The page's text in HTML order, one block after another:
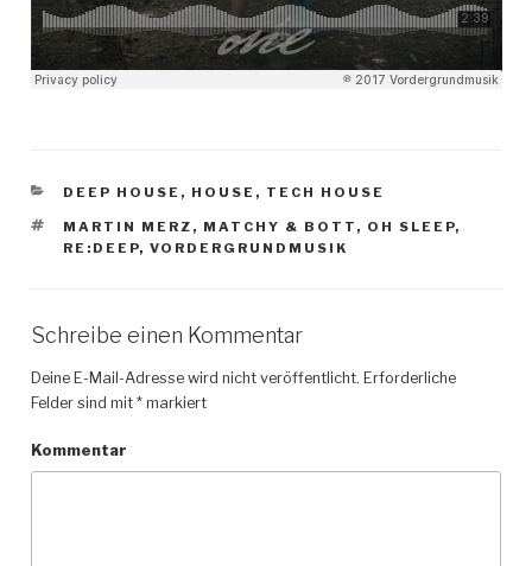
KATEGORIEN
DEEP HOUSE , HOUSE , TECH HOUSE
SCHLAGWÖRTER
MARTIN MERZ , MATCHY & BOTT , OH SLEEP,
RE:DEEP,VORDERGRUNDMUSIK
Schreibe einen Kommentar
Deine E-Mail-Adresse wird nicht veröffentlicht. Erforderliche
Felder sind mit *markiert
Kommentar